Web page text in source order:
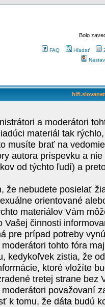
Bolo
FAQ Hľadať
a moderátori
materiál tak
musíte brať na
autora príspevku a
od týchto ľudí) a
že nebudete posielať
orientované
materiálov Vám
Vašej činnosti
pre prípad potreby
tohto fóra
kedykoľvek zistia, že
ktoré vložíte
tretej strane bez
považovaní
k tomu, že dáta budú